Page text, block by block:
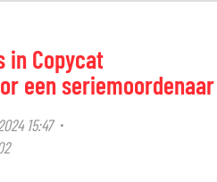
in Copycat
een seriemoordenaar
15:47·